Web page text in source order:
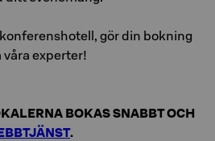
gör din bokning
experter!
BOKAS SNABBT OCH
.